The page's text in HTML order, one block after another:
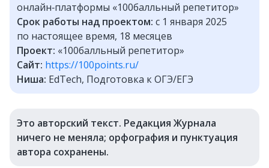
онлайн‑платформы «100балльный репетитор»
Срок работы над проектом: с 1 января 2025
по настоящее время, 18 месяцев
Проект: «100балльный репетитор»
Сайт: https://100points.ru/
Ниша: EdTech, Подготовка к ОГЭ/ЕГЭ
Это авторский текст. Редакция Журнала
ничего не меняла; орфография и пунктуация
автора сохранены.